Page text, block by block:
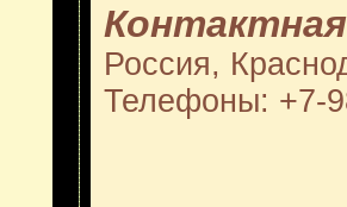
Россия,
Телефоны: +7-